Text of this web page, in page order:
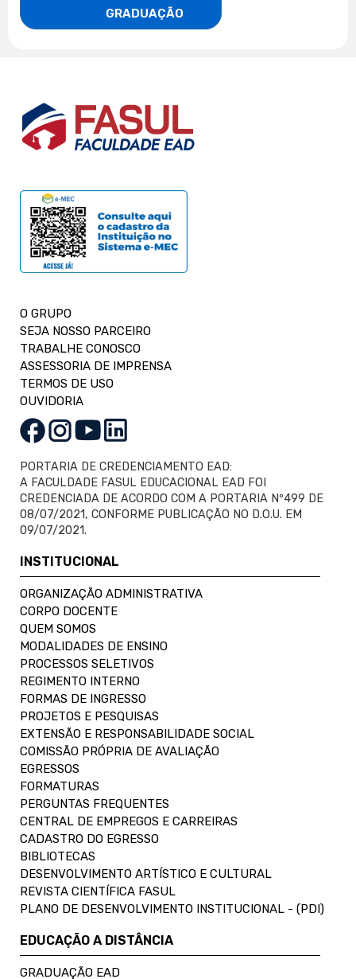
                    GRADUAÇÃO
O GRUPO
SEJA NOSSO PARCEIRO
TRABALHE CONOSCO
ASSESSORIA DE IMPRENSA
TERMOS DE USO
OUVIDORIA
PORTARIA DE CREDENCIAMENTO EAD:
A FACULDADE FASUL EDUCACIONAL EAD FOI
CREDENCIADA DE ACORDO COM A PORTARIA Nº499 DE
08/07/2021, CONFORME PUBLICAÇÃO NO D.O.U. EM
09/07/2021.
INSTITUCIONAL
ORGANIZAÇÃO ADMINISTRATIVA
CORPO DOCENTE
QUEM SOMOS
MODALIDADES DE ENSINO
PROCESSOS SELETIVOS
REGIMENTO INTERNO
FORMAS DE INGRESSO
PROJETOS E PESQUISAS
EXTENSÃO E RESPONSABILIDADE SOCIAL
COMISSÃO PRÓPRIA DE AVALIAÇÃO
EGRESSOS
FORMATURAS
PERGUNTAS FREQUENTES
CENTRAL DE EMPREGOS E CARREIRAS
CADASTRO DO EGRESSO
BIBLIOTECAS
DESENVOLVIMENTO ARTÍSTICO E CULTURAL
REVISTA CIENTÍFICA FASUL
PLANO DE DESENVOLVIMENTO INSTITUCIONAL - (PDI)
EDUCAÇÃO A DISTÂNCIA
GRADUAÇÃO EAD